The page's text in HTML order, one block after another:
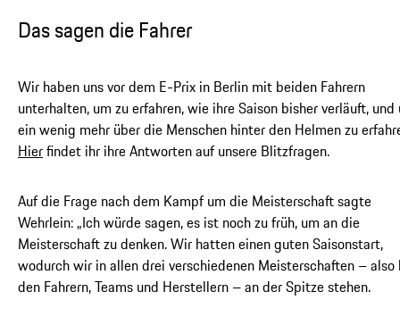
Das sagen die Fahrer
Wir haben uns vor dem E-Prix in Berlin mit beiden Fahrern
unterhalten, um zu erfahren, wie ihre Saison bisher verläuft, und
ein wenig mehr über die Menschen hinter den Helmen zu
Hierfindet ihr ihre Antworten auf unsere Blitzfragen.
Auf die Frage nach dem Kampf um die Meisterschaft sagte
Wehrlein: „Ich würde sagen, es ist noch zu früh, um an die
Meisterschaft zu denken. Wir hatten einen guten Saisonstart,
wodurch wir in allen drei verschiedenen Meisterschaften – also
den Fahrern, Teams und Herstellern – an der Spitze stehen.